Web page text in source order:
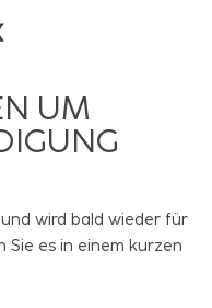
UM
wird bald wieder für
Sie es in einem kurzen